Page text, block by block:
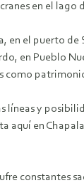
en el
el puerto
en Pueblo
como
y
aquí en
constantes